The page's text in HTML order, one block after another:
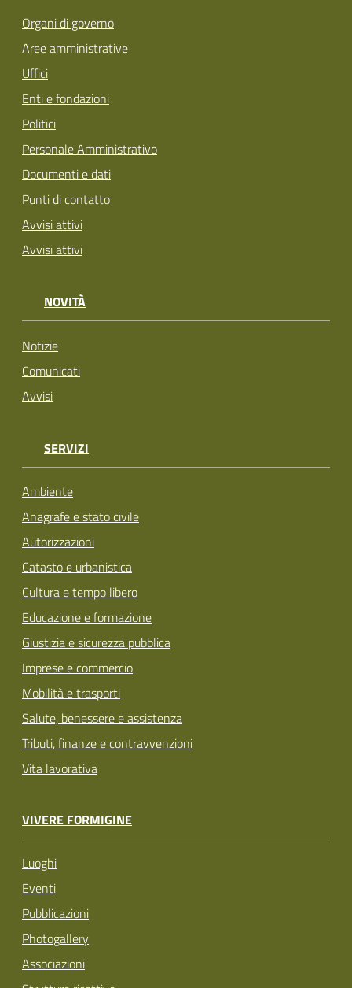
Organi di governo
Aree amministrative
Uffici
Enti e fondazioni
Politici
Personale Amministrativo
Documenti e dati
Punti di contatto
Avvisi attivi
Avvisi attivi
NOVITÀ
Notizie
Comunicati
Avvisi
SERVIZI
Ambiente
Anagrafe e stato civile
Autorizzazioni
Catasto e urbanistica
Cultura e tempo libero
Educazione e formazione
Giustizia e sicurezza pubblica
Imprese e commercio
Mobilità e trasporti
Salute, benessere e assistenza
Tributi, finanze e contravvenzioni
Vita lavorativa
VIVERE FORMIGINE
Luoghi
Eventi
Pubblicazioni
Photogallery
Associazioni